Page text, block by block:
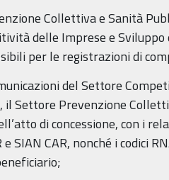
Collettiva e Sanità
delle Imprese e Sviluppo
per le registrazioni di
del Settore
il Settore Prevenzione
di concessione, con i
e SIAN CAR, nonché i codici